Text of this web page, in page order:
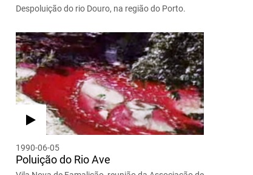
Despoluição do rio Douro, na região do Porto.
1990-06-05
Poluição do Rio Ave